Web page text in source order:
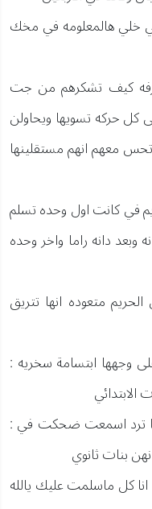
خلي هالمعلومه في مخك
كيف تشكرهم من جت
كل حركه تسويها ويحاولن
معهم انهم مستقلينها
في كانت اول وحده تسلم
دانه راما واخر وحده
متعوده انها تتريق
وجهها ابتسامة سخريه :
ترد اسمعت ضحكت في :
بنات ثانوي
كل ماسلمت عليك يالله